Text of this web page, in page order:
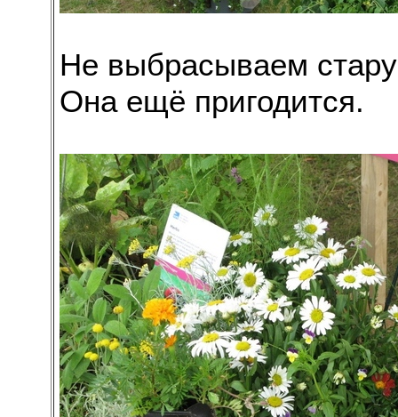
Не выбрасываем
Она ещё пригодится.